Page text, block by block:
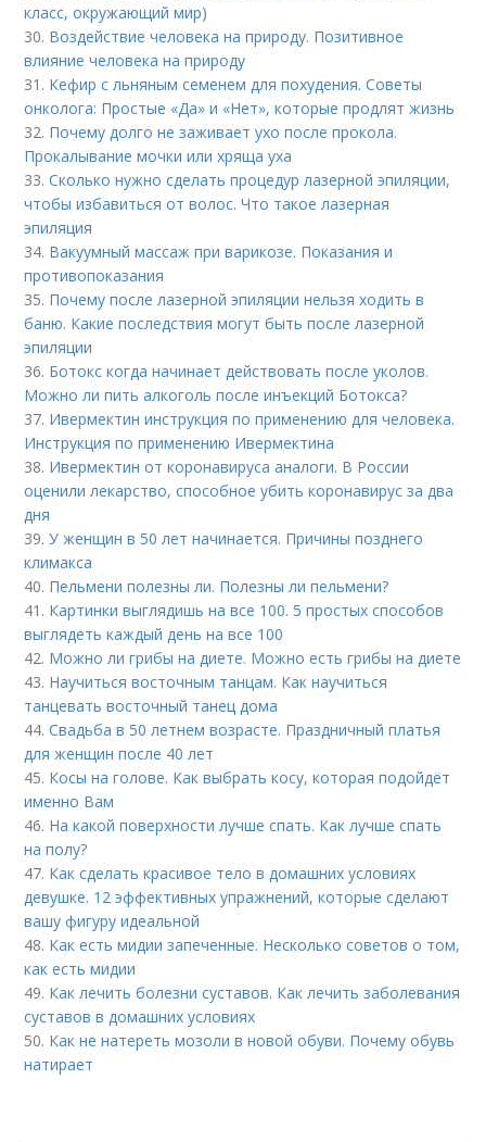
класс, окружающий мир)
30. Воздействие человека на природу. Позитивное
влияние человека на природу
31. Кефир с льняным семенем для похудения. Советы
онколога: Простые «Да» и «Нет», которые продлят жизнь
32. Почему долго не заживает ухо после прокола.
Прокалывание мочки или хряща уха
33.Сколько нужно сделать процедур лазерной эпиляции,
чтобы избавиться от волос. Что такое лазерная
эпиляция
34. Вакуумный массаж при варикозе. Показания и
противопоказания
35. Почему после лазерной эпиляции нельзя ходить в
баню. Какие последствия могут быть после лазерной
эпиляции
36. Ботокс когда начинает действовать после уколов.
Можно ли пить алкоголь после инъекций Ботокса?
37. Ивермектин инструкция по применению для человека.
Инструкция по применению Ивермектина
38. Ивермектин от коронавируса аналоги. В России
оценили лекарство, способное убить коронавирус за два
дня
39.У женщин в 50 лет начинается. Причины позднего
климакса
40. Пельмени полезны ли. Полезны ли пельмени?
41. Картинки выглядишь на все 100. 5 простых способов
выглядеть каждый день на все 100
42. Можно ли грибы на диете. Можно есть грибы на диете
43. Научиться восточным танцам. Как научиться
танцевать восточный танец дома
44.Свадьба в 50 летнем возрасте. Праздничный платья
для женщин после 40 лет
45. Косы на голове. Как выбрать косу, которая подойдёт
именно Вам
46. На какой поверхности лучше спать. Как лучше спать
на полу?
47. Как сделать красивое тело в домашних условиях
девушке. 12 эффективных упражнений, которые сделают
вашу фигуру идеальной
48. Как есть мидии запеченные. Несколько советов о том,
как есть мидии
49. Как лечить болезни суставов. Как лечить заболевания
суставов в домашних условиях
50. Как не натереть мозоли в новой обуви. Почему обувь
натирает